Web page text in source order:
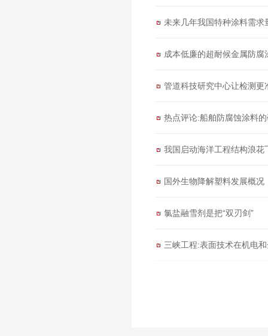
未来几年我国特种涂料需求
成本低廉的超耐候金属防腐
管道科技研究中心让检测更
热点评论:船舶防腐蚀涂料
我国启动海洋工程结构浪
国外生物降解塑料发展概况
氯盐融雪剂是把“双刃剑”
三峡工程:表面技术在机电